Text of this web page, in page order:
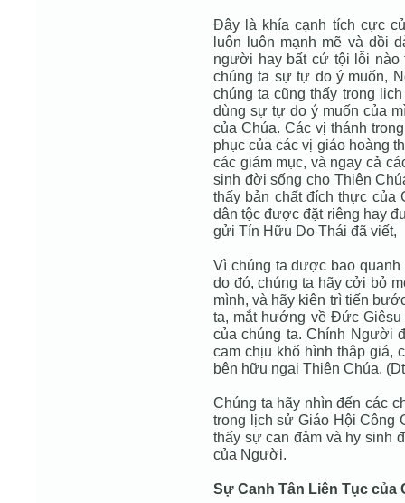
Ðây là khía cạnh tích cực
luôn luôn mạnh mẽ và dồi
người hay bất cứ tội lỗi nào
chúng ta sự tự do ý muốn,
chúng ta cũng thấy trong
dùng sự tự do ý muốn của
của Chúa. Các vị thánh
phục của các vị giáo hoàng
các giám mục, và ngay cả
sinh đời sống cho Thiên
thấy bản chất đích thực của
dân tộc được đặt riêng hay
gửi Tín Hữu Do Thái đã viết,
Vì chúng ta được bao
do đó, chúng ta hãy cởi bỏ
mình, và hãy kiên trì tiến
ta, mắt hướng về Ðức
của chúng ta. Chính Người
cam chịu khổ hình thập giá,
bên hữu ngai Thiên Chúa.
Chúng ta hãy nhìn đến các
trong lịch sử Giáo Hội Công
thấy sự can đảm và hy sinh
của Người.
Sự Canh Tân Liên Tục của